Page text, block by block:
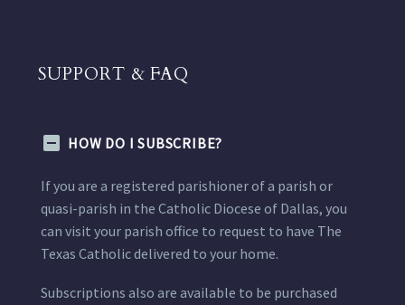
SUPPORT & FAQ
HOW DO I SUBSCRIBE?
If you are a registered parishioner of a parish or
quasi-parish in the Catholic Diocese of Dallas, you
can visit your parish office to request to have The
Texas Catholic delivered to your home.
Subscriptions also are available to be purchased